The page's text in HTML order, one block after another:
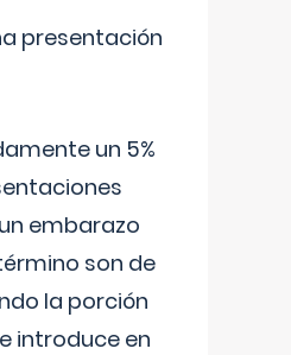
presentación
un 5%
embarazo
son de
la porción
introduce en